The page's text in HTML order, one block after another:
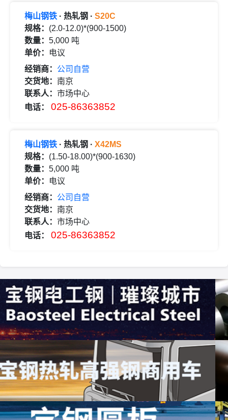
梅山钢铁 · 热轧钢 · S20C
规格： (2.0-12.0)*(900-1500)
数量： 5,000 吨
单价：
电议
经销商： 公司自营
交货地： 南京
联系人： 市场中心
电话：
025-86363852
梅山钢铁 · 热轧钢 · X42MS
规格： (1.50-18.00)*(900-1630)
数量： 5,000 吨
单价：
电议
经销商： 公司自营
交货地： 南京
联系人： 市场中心
电话：
025-86363852